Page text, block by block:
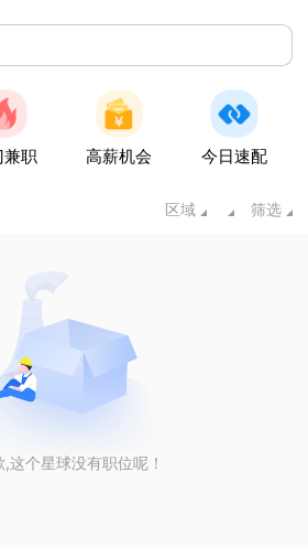
兼职 高薪机会 今日速配
区域 筛选
,这个星球没有职位呢！